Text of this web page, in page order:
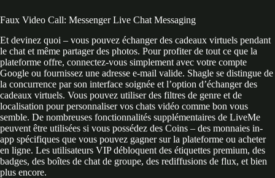
Faux Video Call: Messenger Live Chat Messaging
Et devinez quoi – vous pouvez échanger des cadeaux virtuels pendant
le chat et même partager des photos. Pour profiter de tout ce que la
plateforme offre, connectez-vous simplement avec votre compte
Google ou fournissez une adresse e-mail valide. Shagle se distingue de
la concurrence par son interface soignée et l’option d’échanger des
cadeaux virtuels. Vous pouvez utiliser des filtres de genre et de
localisation pour personnaliser vos chats vidéo comme bon vous
semble. De nombreuses fonctionnalités supplémentaires de LiveMe
peuvent être utilisées si vous possédez des Coins – des monnaies in-
app spécifiques que vous pouvez gagner sur la plateforme ou acheter
en ligne. Les utilisateurs VIP débloquent des étiquettes premium, des
badges, des boîtes de chat de groupe, des rediffusions de flux, et bien
plus encore.